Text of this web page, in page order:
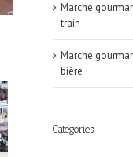
Marche
train
Marche
bière
Catégories